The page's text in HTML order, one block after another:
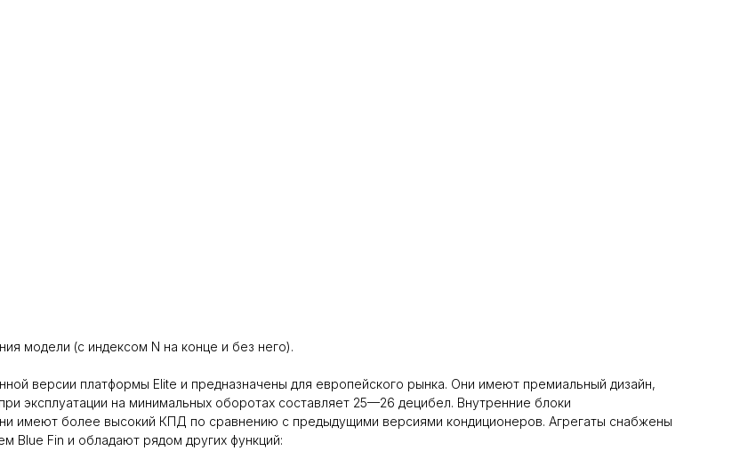
модели (с индексом N на конце и без него).
версии платформы Elite и предназначены для европейского рынка. Они имеют премиальный дизайн,
эксплуатации на минимальных оборотах составляет 25—26 децибел. Внутренние блоки
имеют более высокий КПД по сравнению с предыдущими версиями кондиционеров. Агрегаты снабжены
Blue Fin и обладают рядом других функций: